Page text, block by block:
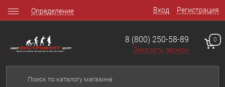
Вход Регистрация
Определение
8 (800) 250-58-89
Заказать звонок
0